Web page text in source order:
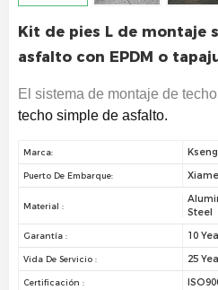
Kit de pies L de montaje
asfalto con EPDM o
El sistema de montaje de
techo simple de asfalto.
Marca: Kseng
Puerto De Embarque:
Material :
Steel
Garantía : 10
Vida De Servicio : 25
Certificación :